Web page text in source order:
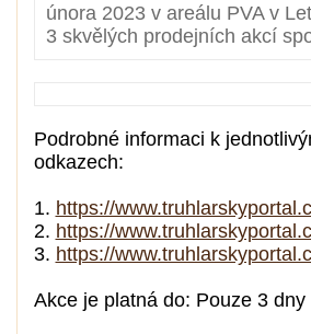
února 2023 v areálu PVA v
3 skvělých prodejních akcí
Podrobné informaci k
odkazech:
1. https://
2. https://
3. https://
Akce je platná do: Pouze 3